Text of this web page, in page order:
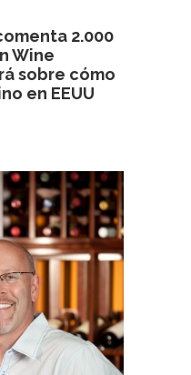
2.000
Wine
sobre cómo
en EEUU